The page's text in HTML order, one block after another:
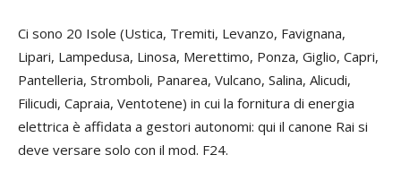
Ci sono 20 Isole (Ustica, Tremiti, Levanzo, Favignana,
Lipari, Lampedusa, Linosa, Merettimo, Ponza, Giglio, Capri,
Pantelleria, Stromboli, Panarea, Vulcano, Salina, Alicudi,
Filicudi, Capraia, Ventotene) in cui la fornitura di energia
elettrica è affidata a gestori autonomi: qui il canone Rai si
deve versare solo con il mod. F24.